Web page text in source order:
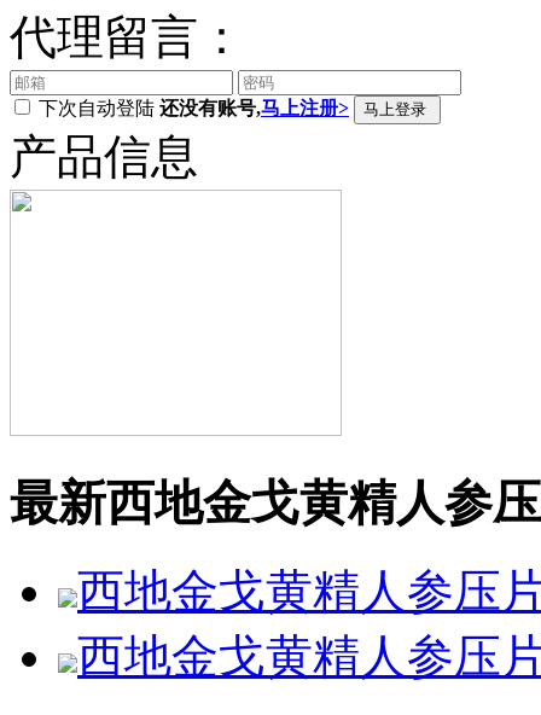
代理留言：
下次自动登陆 还没有账号,马上注册>
产品信息
最新西地金戈黄精人参
西地金戈黄精人参压
西地金戈黄精人参压